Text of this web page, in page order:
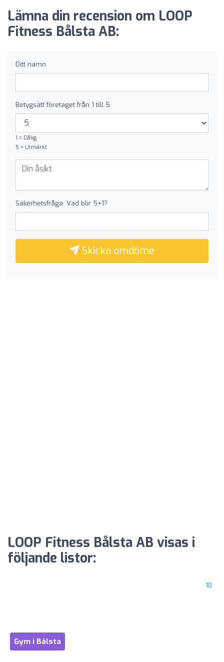
Lämna din recension om LOOP
Fitness Bålsta AB:
Ditt namn
Betygsätt företaget från 1 till 5
1 = Dålig
5 = Utmärkt
Säkerhetsfråga: Vad blir 5+1?
Skicka omdöme
LOOP Fitness Bålsta AB visas i
följande listor:
10
Gym i Bålsta